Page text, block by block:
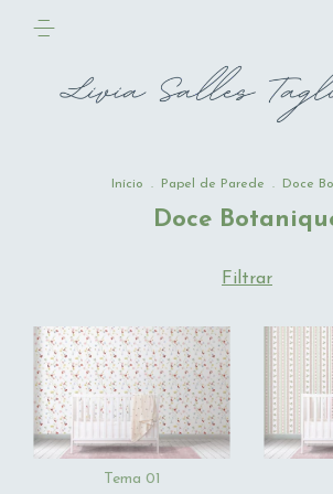
Início . Papel de Parede . Doce
Doce
Filtrar
Tema 01